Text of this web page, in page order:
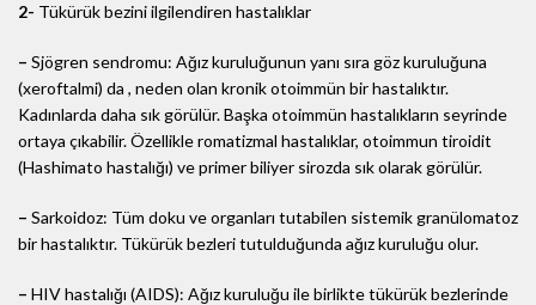
2- Tükürük bezini ilgilendiren hastalıklar
– Sjögren sendromu: Ağız kuruluğunun yanı sıra göz kuruluğuna
(xeroftalmi) da , neden olan kronik otoimmün bir hastalıktır.
Kadınlarda daha sık görülür. Başka otoimmün hastalıkların seyrinde
ortaya çıkabilir. Özellikle romatizmal hastalıklar, otoimmun tiroidit
(Hashimato hastalığı) ve primer biliyer sirozda sık olarak görülür.
– Sarkoidoz: Tüm doku ve organları tutabilen sistemik granülomatoz
bir hastalıktır. Tükürük bezleri tutulduğunda ağız kuruluğu olur.
– HIV hastalığı (AIDS): Ağız kuruluğu ile birlikte tükürük bezlerinde